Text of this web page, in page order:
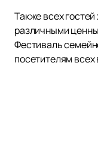
Также всех
различными
Фестиваль
посетителям всех